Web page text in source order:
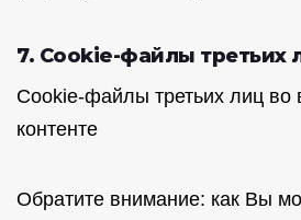
7. Cookie-файлы третьих
Cookie-файлы третьих лиц во
контенте
Обратите внимание: как Вы